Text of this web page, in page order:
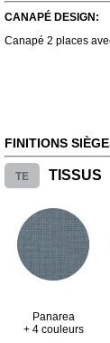
CANAPÉ DESIGN:
Canapé 2 places
FINITIONS
TE TISSUS
Panarea
+ 4 couleurs